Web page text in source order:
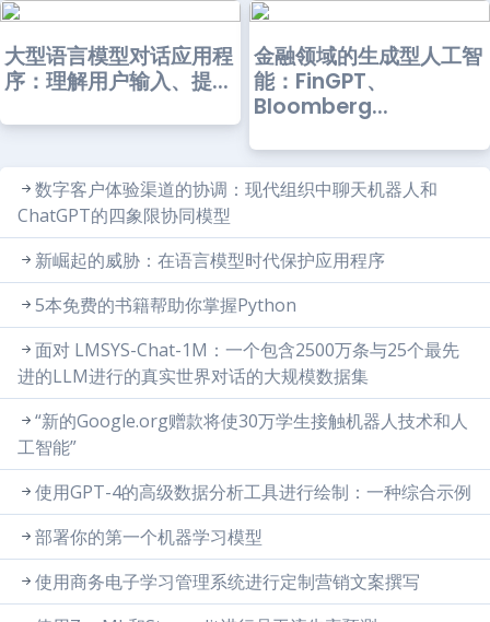
大型语言模型对话应用程
序：理解用户输入、提...
金融领域的生成型人工智
能：FinGPT、
Bloomberg...
数字客户体验渠道的协调：现代组织中聊天机器人和
ChatGPT的四象限协同模型
新崛起的威胁：在语言模型时代保护应用程序
5本免费的书籍帮助你掌握Python
面对 LMSYS-Chat-1M：一个包含2500万条与25个最先
进的LLM进行的真实世界对话的大规模数据集
“新的Google.org赠款将使30万学生接触机器人技术和人
工智能”
使用GPT-4的高级数据分析工具进行绘制：一种综合示例
部署你的第一个机器学习模型
使用商务电子学习管理系统进行定制营销文案撰写